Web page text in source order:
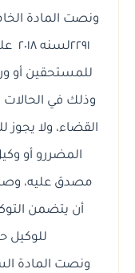
ونصت المادة
للمستحقين أو
وذلك في الحالات
القضاء، ولا يجوز
المضررو أو
مصدق عليه،
أن يتضمن
للوكيل
ونصت المادة